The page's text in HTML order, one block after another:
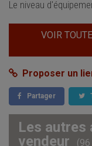
Le niveau
VOIR
Proposer un
Partager
Les autres
vendeur